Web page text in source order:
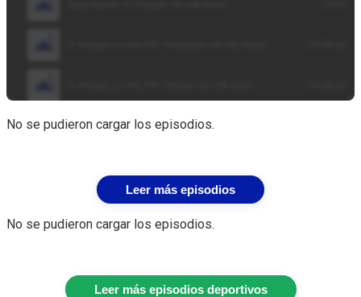
No se pudieron cargar los episodios.
Leer más episodios
No se pudieron cargar los episodios.
Leer más episodios deportivos